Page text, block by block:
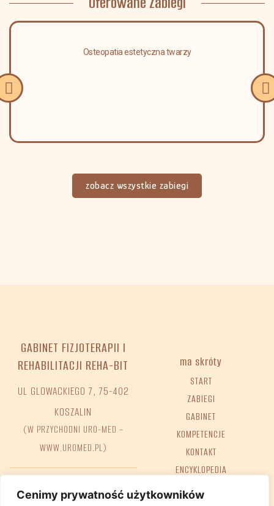
Cenimy prywatność użytkowników
Osteopatia estetyczna twarzy
zobacz wszystkie zabiegi
GABINET FIZJOTERAPII I
REHABILITACJI REHA-BIT
UL GLOWACKIEGO 7, 75-402
KOSZALIN
(W PRZYCHODNI URO-MED –
WWW.UROMED.PL)
Tel. +48 698 68 02 38
ma skróty
START
ZABIEGI
GABINET
KOMPETENCJE
KONTAKT
ENCYKLOPEDIA